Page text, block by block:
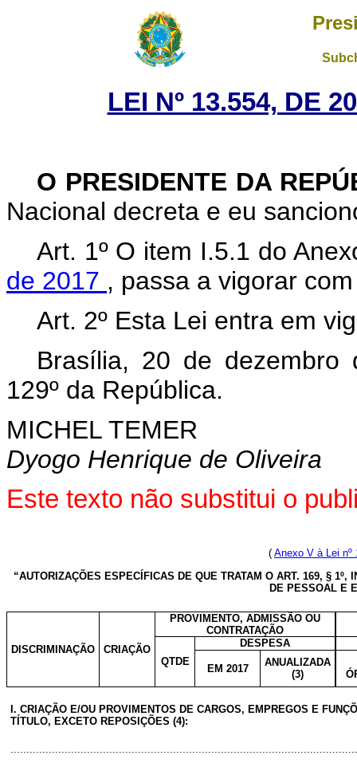
LEI Nº 13.554, DE
O PRESIDENTE DA
Nacional decreta e eu
Art. 1º O item I.5.1 do
de 2017 , passa a vigorar
Art. 2º Esta Lei entra em
Brasília, 20 de dezembro
129º da República.
MICHEL TEMER
Dyogo Henrique de Oliveira
Este texto não substitui o
( Anexo V à Lei
“AUTORIZAÇÕES ESPECÍFICAS DE QUE TRATAM O ART. 169, §
DE PESSOAL E
DISCRIMINAÇÃO CRIAÇÃO
PROVIMENTO, ADMISSÃO OU
CONTRATAÇÃO
QTDE
DESPESA
EM 2017
ANUALIZADA
(3)
I. CRIAÇÃO E/OU PROVIMENTOS DE CARGOS, EMPREGOS E
TÍTULO, EXCETO REPOSIÇÕES (4):